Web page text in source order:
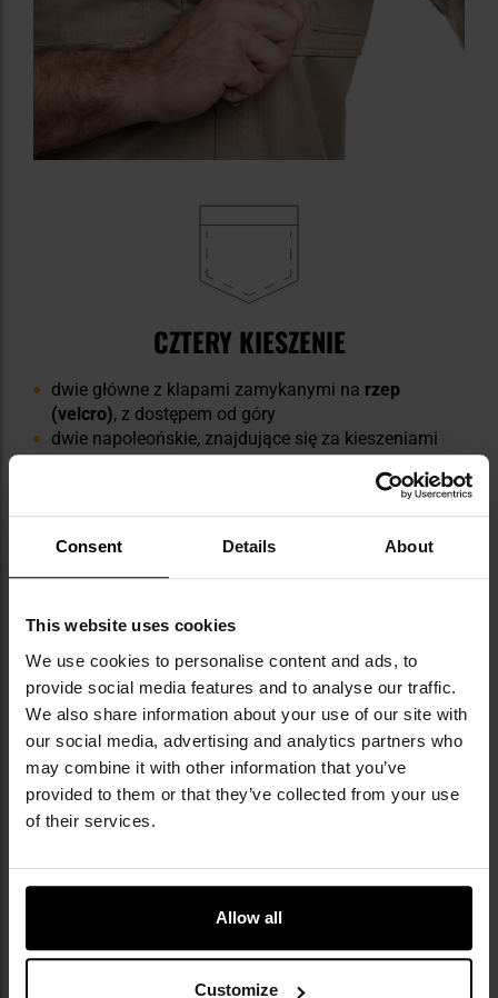
Consent Details About
This website uses cookies
We use cookies to personalise content and ads, to
provide social media features and to analyse our traffic.
We also share information about your use of our site with
our social media, advertising and analytics partners who
may combine it with other information that you’ve
provided to them or that they’ve collected from your use
of their services.
Allow all
Customize
CZTERY KIESZENIE
dwie główne z klapami zamykanymi na rzep
(velcro), z dostępem od góry
dwie napoleońskie, znajdujące się za kieszeniami
głównymi, zamykane lekkim i wytrzymałym